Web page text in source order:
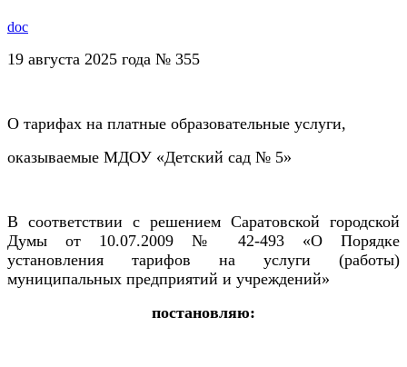
doc
19 августа 2025 года № 355
О тарифах на платные образовательные услуги,
оказываемые МДОУ «Детский сад № 5»
В соответствии с решением Саратовской городской
Думы от 10.07.2009 № 42-493 «О Порядке
установления тарифов на услуги (работы)
муниципальных предприятий и учреждений»
постановляю: